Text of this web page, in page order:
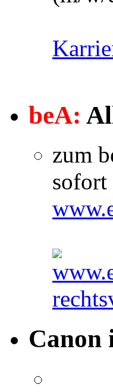
beA:
zum
sofort
Canon